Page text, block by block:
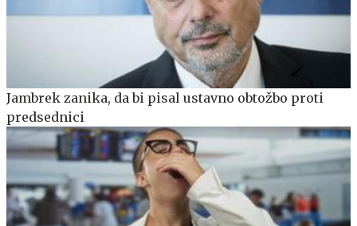
Jambrek zanika, da bi pisal ustavno obtožbo proti
predsednici